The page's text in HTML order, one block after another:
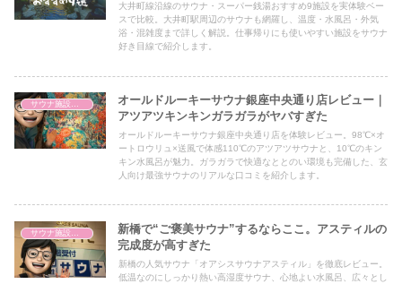
大井町線沿線のサウナ・スーパー銭湯おすすめ9施設を実体験ベー
スで比較。大井町駅周辺のサウナも網羅し、温度・水風呂・外気
浴・混雑度まで詳しく解説。仕事帰りにも使いやすい施設をサウナ
好き目線で紹介します。
サウナ施設情報
オールドルーキーサウナ銀座中央通り店レビュー｜
アツアツキンキンガラガラがヤバすぎた
オールドルーキーサウナ銀座中央通り店を体験レビュー。98℃×オ
ートロウリュ×送風で体感110℃のアツアツサウナと、10℃のキン
キン水風呂が魅力。ガラガラで快適なととのい環境も完備した、玄
人向け最強サウナのリアルな口コミを紹介します。
サウナ施設情報
新橋で“ご褒美サウナ”するならここ。アスティルの
完成度が高すぎた
新橋の人気サウナ「オアシスサウナアスティル」を徹底レビュー。
低温なのにしっかり熱い高湿度サウナ、心地よい水風呂、広々とし